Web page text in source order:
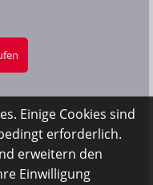
Einige Cookies sind
erforderlich.
erweitern den
Einwilligung